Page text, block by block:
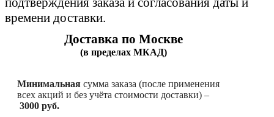
времени доставки.
Доставка по Москве
(в пределах МКАД)
Минимальная сумма заказа (после применения
всех акций и без учёта стоимости доставки) –
3000 руб.